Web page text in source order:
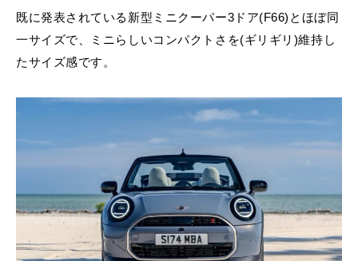
既に発表されている新型ミニクーパー3ドア(F66)とほぼ同
一サイズで、ミニらしいコンパクトさを(ギリギリ)維持し
たサイズ感です。